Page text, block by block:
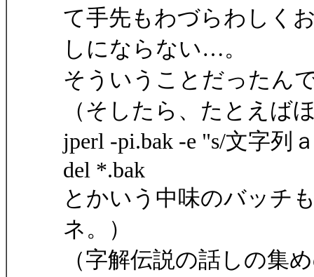
て手先もわづらわしく
しにならない…。
そういうことだったん
（そしたら、たとえば
jperl -pi.bak -e "s/文字列
del *.bak
とかいう中味のバッチ
ネ。）
（字解伝説の話しの集